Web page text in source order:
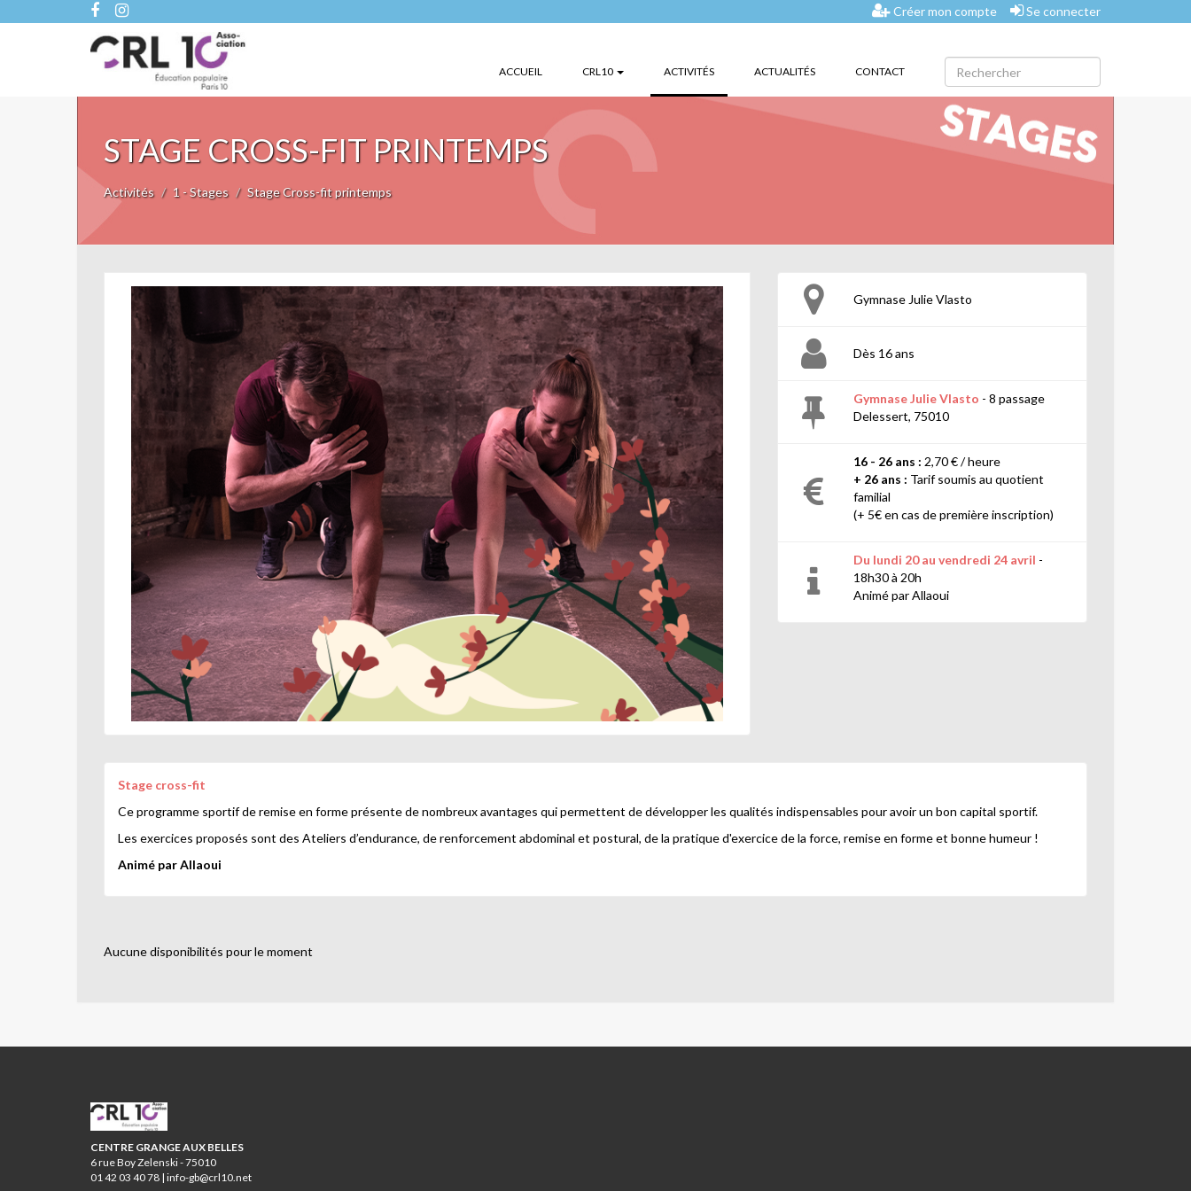
Créer mon compte Se connecter
ACCUEIL CRL10 ACTIVITÉS(CURRENT)ACTUALITÉS CONTACT
STAGE CROSS-FIT PRINTEMPS
Activités 1 - Stages Stage Cross-fit printemps
Gymnase Julie Vlasto
Dès 16 ans
Gymnase Julie Vlasto - 8 passage
Delessert, 75010
16 - 26 ans : 2,70 € / heure
+ 26 ans : Tarif soumis au quotient
familial
(+ 5€ en cas de première inscription)
Du lundi 20 au vendredi 24 avril -
18h30 à 20h
Animé par Allaoui
Stage cross-fit
Ce programme sportif de remise en forme présente de nombreux avantages qui permettent de développer les qualités indispensables pour avoir un bon capital sportif.
Les exercices proposés sont des Ateliers d’endurance, de renforcement abdominal et postural, de la pratique d'exercice de la force, remise en forme et bonne humeur !
Animé par Allaoui
Aucune disponibilités pour le moment
CRL10
CENTRE GRANGE AUX BELLES
6 rue Boy Zelenski - 75010
01 42 03 40 78 | info-gb@crl10.net